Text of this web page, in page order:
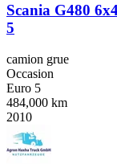
Scania G480
5
camion grue
Occasion
Euro 5
484,000 km
2010